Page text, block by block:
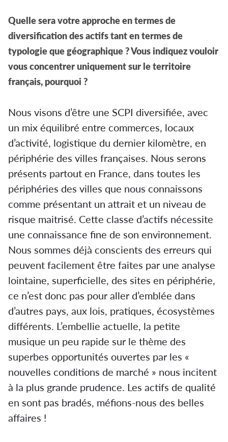
Quelle sera votre approche en termes de
diversification des actifs tant en termes de
typologie que géographique ? Vous indiquez vouloir
vous concentrer uniquement sur le territoire
français, pourquoi ?
Nous visons d’être une SCPI diversifiée, avec
un mix équilibré entre commerces, locaux
d’activité, logistique du dernier kilomètre, en
périphérie des villes françaises. Nous serons
présents partout en France, dans toutes les
périphéries des villes que nous connaissons
comme présentant un attrait et un niveau de
risque maitrisé. Cette classe d’actifs nécessite
une connaissance fine de son environnement.
Nous sommes déjà conscients des erreurs qui
peuvent facilement être faites par une analyse
lointaine, superficielle, des sites en périphérie,
ce n’est donc pas pour aller d’emblée dans
d’autres pays, aux lois, pratiques, écosystèmes
différents. L’embellie actuelle, la petite
musique un peu rapide sur le thème des
superbes opportunités ouvertes par les «
nouvelles conditions de marché » nous incitent
à la plus grande prudence. Les actifs de qualité
en sont pas bradés, méfions-nous des belles
affaires !